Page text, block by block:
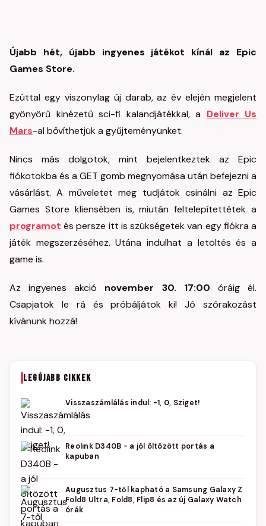
Újabb hét, újabb ingyenes játékot kínál az Epic
Games Store.
Ezúttal egy viszonylag új darab, az év elején megjelent
gyönyörű kinézetű sci-fi kalandjátékkal, a Deliver Us
Mars-al bővíthetjük a gyűjteményünket.
Nincs más dolgotok, mint bejelentkeztek az Epic
fiókotokba és a GET gomb megnyomása után befejezni a
vásárlást. A műveletet meg tudjátok csinálni az Epic
Games Store kliensében is, miután feltelepítettétek a
programot és persze itt is szükségetek van egy fiókra a
játék megszerzéséhez. Utána indulhat a letöltés és a
game is.
Az ingyenes akció november 30. 17:00 óráig él.
Csapjatok le rá és próbáljátok ki! Jó szórakozást
kívánunk hozzá!
LEGÚJABB CIKKEK
Visszaszámlálás indul: -1, 0, Sziget!
Reolink D340B - a jól öltözött portás a
kapuban
Augusztus 7-től kapható a Samsung Galaxy Z
Fold8 Ultra, Fold8, Flip8 és az új Galaxy Watch
órák